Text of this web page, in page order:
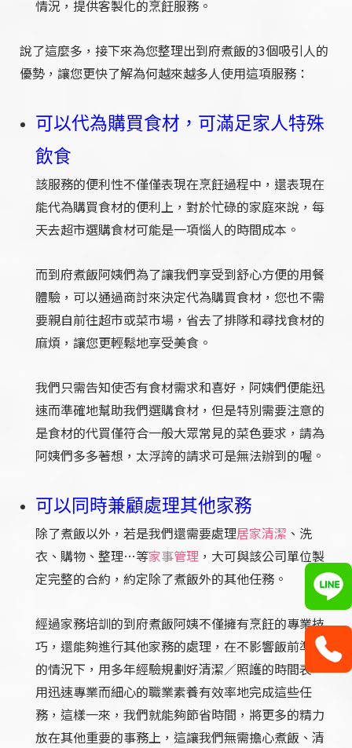
情況，提供客製化的烹飪服務。
說了這麼多，接下來為您整理出到府煮飯的3個吸引人的
優勢，讓您更快了解為何越來越多人使用這項服務：
可以代為購買食材，可滿足家人特殊
飲食
該服務的便利性不僅僅表現在烹飪過程中，還表現在
能代為購買食材的便利上，對於忙碌的家庭來說，每
天去超市選購食材可能是一項惱人的時間成本。
而到府煮飯阿姨們為了讓我們享受到舒心方便的用餐
體驗，可以通過商討來決定代為購買食材，您也不需
要親自前往超市或菜市場，省去了排隊和尋找食材的
麻煩，讓您更輕鬆地享受美食。
我們只需告知使否有食材需求和喜好，阿姨們便能迅
速而準確地幫助我們選購食材，但是特別需要注意的
是食材的代買僅符合一般大眾常見的菜色要求，請為
阿姨們多多著想，太浮誇的請求可是無法辦到的喔。
可以同時兼顧處理其他家務
除了煮飯以外，若是我們還需要處理居家清潔 、洗
衣、購物、整理…等家事管理 ，大可與該公司單位製
定完整的合約，約定除了煮飯外的其他任務。
經過家務培訓的到府煮飯阿姨不僅擁有烹飪的專業技
巧，還能夠進行其他家務的處理，在不影響飯前準備
的情況下，用多年經驗規劃好清潔／照護的時間表，
用迅速專業而細心的職業素養有效率地完成這些任
務，這樣一來，我們就能夠節省時間，將更多的精力
放在其他重要的事務上，這讓我們無需擔心煮飯、清